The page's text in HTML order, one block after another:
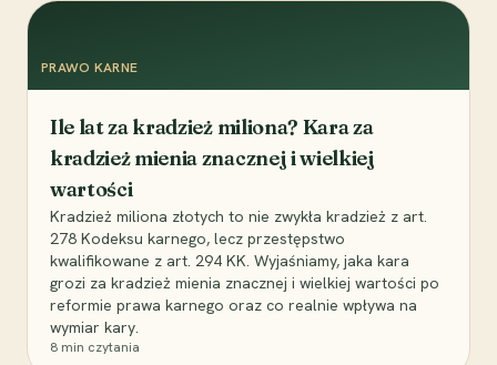
PRAWO KARNE
Ile lat za kradzież miliona? Kara za
kradzież mienia znacznej i wielkiej
wartości
Kradzież miliona złotych to nie zwykła kradzież z art.
278 Kodeksu karnego, lecz przestępstwo
kwalifikowane z art. 294 KK. Wyjaśniamy, jaka kara
grozi za kradzież mienia znacznej i wielkiej wartości po
reformie prawa karnego oraz co realnie wpływa na
wymiar kary.
8 min czytania